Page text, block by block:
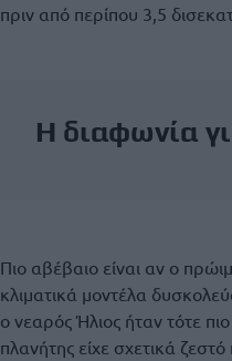
πριν από περίπου 3,5
Η διαφωνία
Πιο αβέβαιο είναι αν ο
κλιματικά μοντέλα
ο νεαρός Ήλιος ήταν τότε
πλανήτης είχε σχετικά